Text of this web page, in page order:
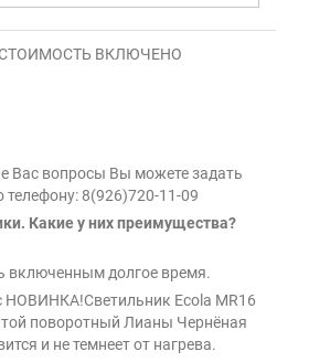
ВКЛЮЧЕНО
Вас вопросы Вы можете задать
телефону: 8(926)720-11-09
Какие у них преимущества?
включенным долгое время.
НОВИНКА!Светильник Ecola MR16
поворотный Лианы Чернёная
и не темнеет от нагрева.